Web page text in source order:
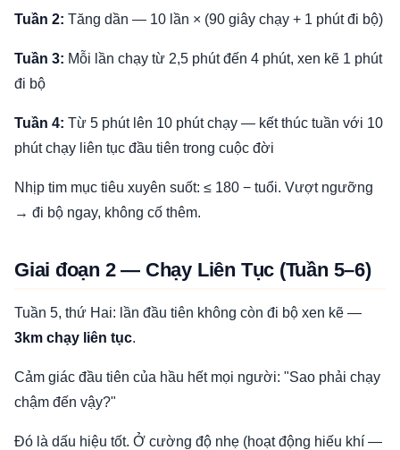
Tuần 2: Tăng dần — 10 lần × (90 giây chạy + 1 phút đi bộ)
Tuần 3: Mỗi lần chạy từ 2,5 phút đến 4 phút, xen kẽ 1 phút
đi bộ
Tuần 4: Từ 5 phút lên 10 phút chạy — kết thúc tuần với 10
phút chạy liên tục đầu tiên trong cuộc đời
Nhịp tim mục tiêu xuyên suốt: ≤ 180 − tuổi. Vượt ngưỡng
→ đi bộ ngay, không cố thêm.
Giai đoạn 2 — Chạy Liên Tục (Tuần 5–6)
Tuần 5, thứ Hai: lần đầu tiên không còn đi bộ xen kẽ —
3km chạy liên tục.
Cảm giác đầu tiên của hầu hết mọi người: "Sao phải chạy
chậm đến vậy?"
Đó là dấu hiệu tốt. Ở cường độ nhẹ (hoạt động hiếu khí —